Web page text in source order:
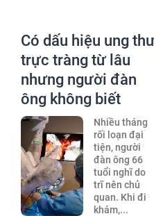
Có dấu hiệu ung
trực tràng từ lâu
nhưng người đàn
ông không biết
Nhiều tháng
rối loạn đại
tiện, người
đàn ông 66
tuổi nghĩ do
trĩ nên chủ
quan. Khi đi
khám,...